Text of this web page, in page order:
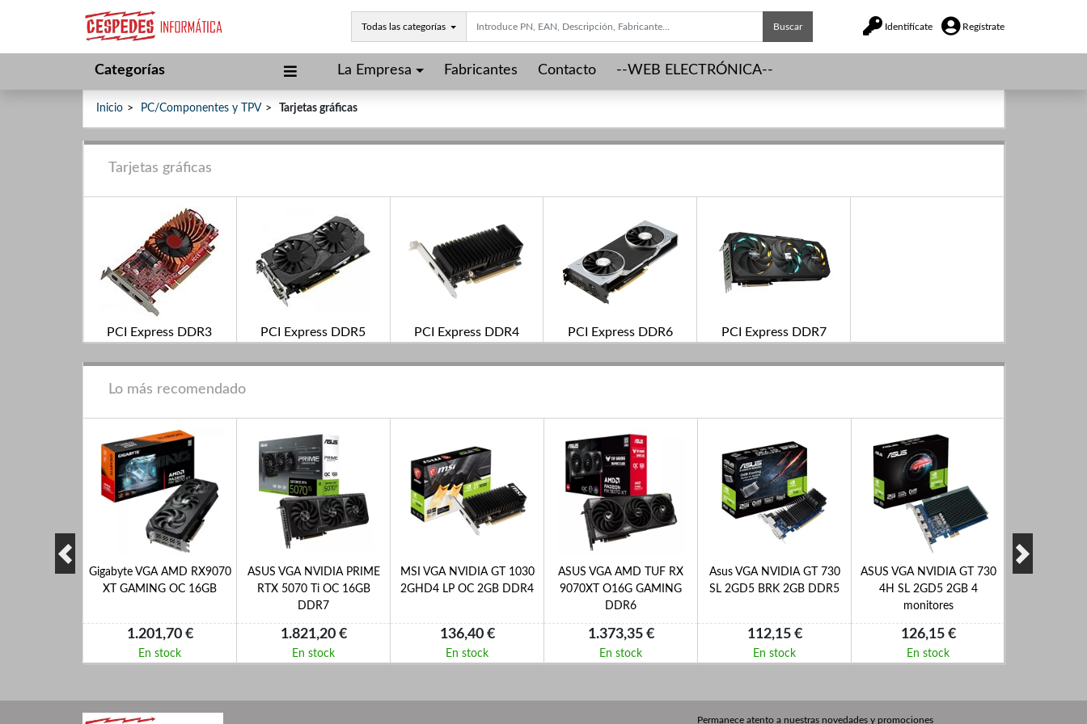
Todas las categorías Buscar Identifícate Regístrate
Categorías La Empresa Fabricantes Contacto --WEB ELECTRÓNICA--
Inicio PC/Componentes y TPV Tarjetas gráficas
Tarjetas gráficas
PCI Express DDR3 PCI Express DDR5 PCI Express DDR4 PCI Express DDR6 PCI Express DDR7
Lo más recomendado
PRIME RX
Gigabyte VGA AMD RX9070
XT GAMING OC 16GB
1.201,70 €
En stock
ASUS VGA NVIDIA PRIME
RTX 5070 Ti OC 16GB
DDR7
1.821,20 €
En stock
MSI VGA NVIDIA GT 1030
2GHD4 LP OC 2GB DDR4
136,40 €
En stock
ASUS VGA AMD TUF RX
9070XT O16G GAMING
DDR6
1.373,35 €
En stock
Asus VGA NVIDIA GT 730
SL 2GD5 BRK 2GB DDR5
112,15 €
En stock
ASUS VGA NVIDIA GT 730
4H SL 2GD5 2GB 4
monitores
126,15 €
En stock
MSI VGA
Permanece atento a nuestras novedades y promociones